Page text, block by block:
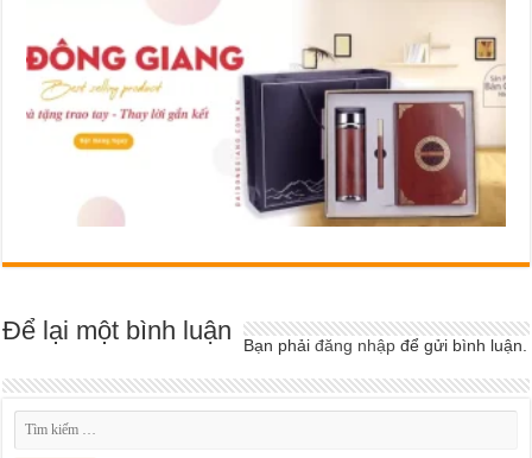
Để lại một bình luận Bạn phảiđăng nhập để gửi bình luận.